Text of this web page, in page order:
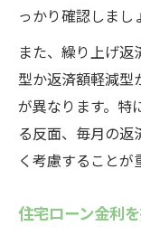
っかり確認しまし
また、繰り上げ
型か返済額軽減型
が異なります。特
る反面、毎月の返
く考慮することが
住宅ローン金利